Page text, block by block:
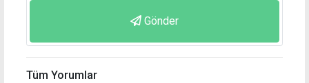
Gönder
Tüm Yorumlar